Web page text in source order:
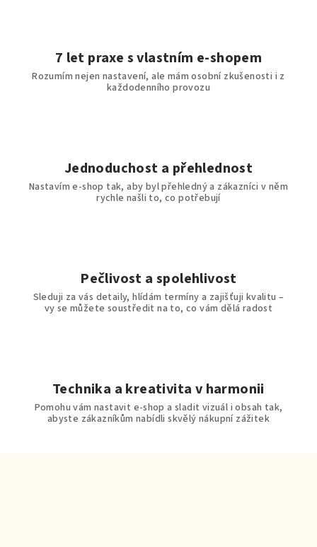
í
p
r
ý
p
i
7 let praxe s vlastním e-shopem
Rozumím nejen nastavení, ale mám osobní zkušenosti i z
každodenního provozu
Jednoduchost a přehlednost
Nastavím e-shop tak, aby byl přehledný a zákazníci v něm
rychle našli to, co potřebují
Pečlivost a spolehlivost
Sleduji za vás detaily, hlídám termíny a zajišťuji kvalitu –
vy se můžete soustředit na to, co vám dělá radost
Technika a kreativita v harmonii
Pomohu vám nastavit e-shop a sladit vizuál i obsah tak,
abyste zákazníkům nabídli skvělý nákupní zážitek